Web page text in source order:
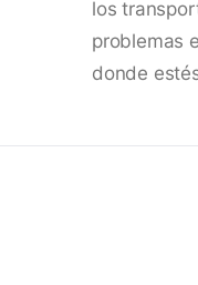
los
problemas
donde